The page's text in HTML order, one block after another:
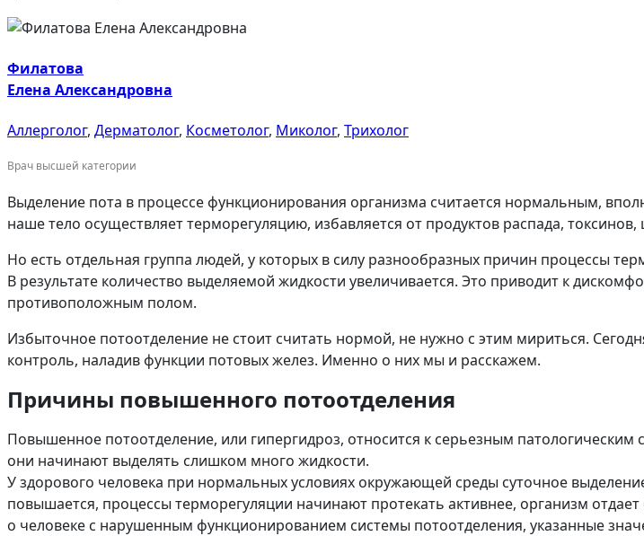
Филатова
Елена Александровна
Аллерголог, Дерматолог, Косметолог, Миколог, Трихолог
Врач высшей категории
Выделение пота в процессе функционирования организма считается нормальным,
наше тело осуществляет терморегуляцию, избавляется от продуктов распада, токсинов,
Но есть отдельная группа людей, у которых в силу разнообразных причин процессы
В результате количество выделяемой жидкости увеличивается. Это приводит к
противоположным полом.
Избыточное потоотделение не стоит считать нормой, не нужно с этим мириться.
контроль, наладив функции потовых желез. Именно о них мы и расскажем.
Причины повышенного потоотделения
Повышенное потоотделение, или гипергидроз, относится к серьезным
они начинают выделять слишком много жидкости.
У здорового человека при нормальных условиях окружающей среды суточное
повышается, процессы терморегуляции начинают протекать активнее, организм
о человеке с нарушенным функционированием системы потоотделения, указанные